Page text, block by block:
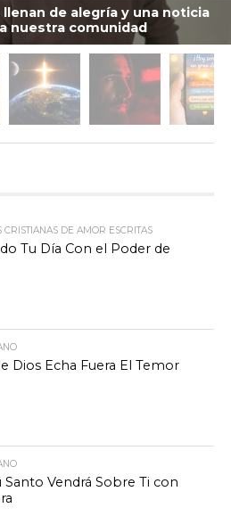
de alegría y una noticia
nuestra comunidad
CRISTIANAS DE AMOR ESCRITAS
Tu Día Con el Poder de
Dios Echa Fuera El Temor
Santo Vendrá Sobre Ti con